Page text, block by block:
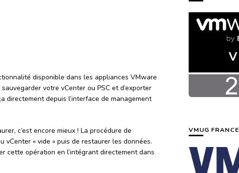
disponible dans les appliances VMware
votre vCenter ou PSC et d’exporter
directement depuis l’interface de management
c’est encore mieux ! La procédure de
« vide » puis de restaurer les données.
cette opération en l’intégrant directement dans
VMUG FRANCE